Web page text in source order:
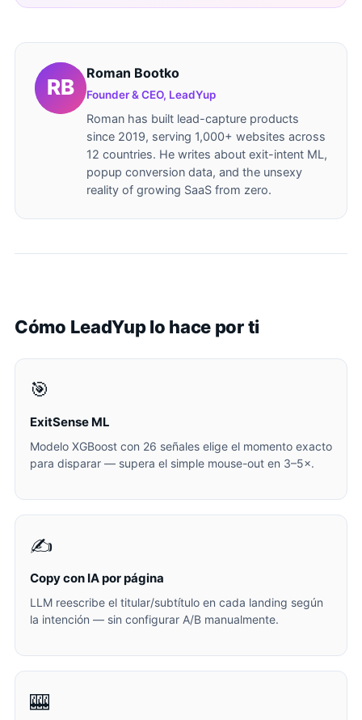
Roman Bootko
Founder & CEO, LeadYup
Roman has built lead-capture products
since 2019, serving 1,000+ websites across
12 countries. He writes about exit-intent ML,
popup conversion data, and the unsexy
reality of growing SaaS from zero.
Cómo LeadYup lo hace por ti
🎯
ExitSense ML
Modelo XGBoost con 26 señales elige el momento exacto
para disparar — supera el simple mouse-out en 3–5×.
✍️
Copy con IA por página
LLM reescribe el titular/subtítulo en cada landing según
la intención — sin configurar A/B manualmente.
🎰